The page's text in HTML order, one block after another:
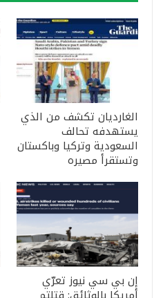
الغارديان تكشف من الذي
يستهدفه تحالف
السعودية وتركيا وباكستان
وتستقرأ مصيره
إن بي سي نيوز تعرّي